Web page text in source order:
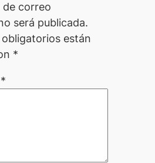
de correo
será publicada.
están
*
*